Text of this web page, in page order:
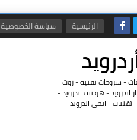
الرئيسية سياسة الخصوصية
- شروحات تقنية - روت
اندرويد - هواتف اندرويد -
- ايجى اندرويد